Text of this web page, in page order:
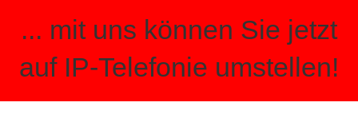
... mit uns können Sie jetzt
auf IP-Telefonie umstellen!